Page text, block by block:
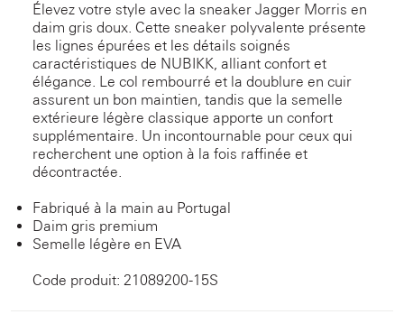
Élevez votre style avec la sneaker Jagger Morris en
daim gris doux. Cette sneaker polyvalente présente
les lignes épurées et les détails soignés
caractéristiques de NUBIKK, alliant confort et
élégance. Le col rembourré et la doublure en cuir
assurent un bon maintien, tandis que la semelle
extérieure légère classique apporte un confort
supplémentaire. Un incontournable pour ceux qui
recherchent une option à la fois raffinée et
décontractée.
Fabriqué à la main au Portugal
Daim gris premium
Semelle légère en EVA
Code produit: 21089200-15S